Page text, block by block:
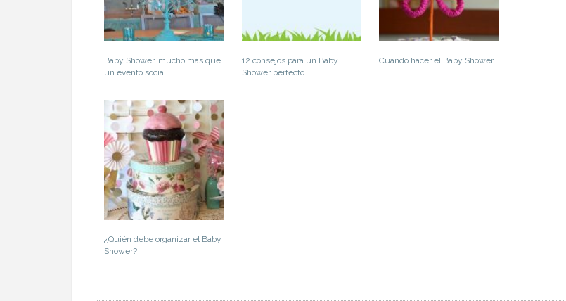
Baby Shower, mucho más que
un evento social
12 consejos para un Baby
Shower perfecto
Cuándo hacer el Baby Shower
¿Quién debe organizar el Baby
Shower?